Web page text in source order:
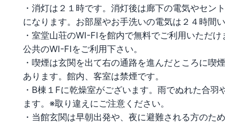
・消灯は２１時です。消灯後は廊下の電気やセン
になります。お部屋やお手洗いの電気は２４時間
・室堂山荘のWI-FIを館内で無料でご利用いただ
公共のWI-FIをご利用下さい。
・喫煙は玄関を出て右の通路を進んだところに喫
あります。館内、客室は禁煙です。
・B棟１Fに乾燥室がございます。雨でぬれた合
ます。※取り違えにご注意ください。
・当館玄関は早朝出発や、夜に避難される方のた